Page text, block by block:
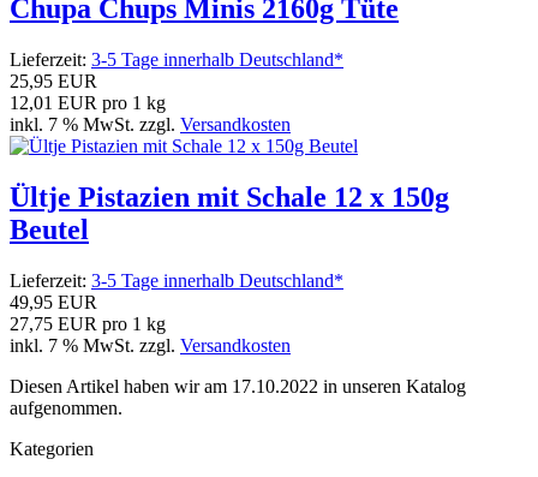
Chupa Chups Minis 2160g Tüte
Lieferzeit: 3-5 Tage innerhalb Deutschland*
25,95 EUR
12,01 EUR pro 1 kg
inkl. 7 % MwSt. zzgl. Versandkosten
Ültje Pistazien mit Schale 12 x 150g
Beutel
Lieferzeit: 3-5 Tage innerhalb Deutschland*
49,95 EUR
27,75 EUR pro 1 kg
inkl. 7 % MwSt. zzgl. Versandkosten
Diesen Artikel haben wir am 17.10.2022 in unseren Katalog
aufgenommen.
Kategorien